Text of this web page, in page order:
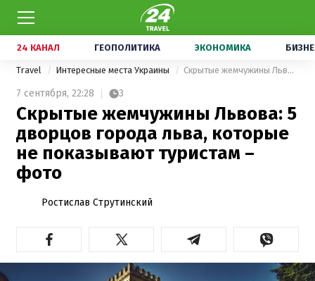
24 КАНАЛ ГЕОПОЛИТИКА ЭКОНОМИКА
Travel Интересные места Украины Скрытые жемчужины Львова: 5 дворцов города льва, которые не показывают туристам – фото
7 сентября, 22:28 3
Скрытые жемчужины Львова: 5
дворцов города льва, которые
не показывают туристам –
фото
Ростислав Струтинский